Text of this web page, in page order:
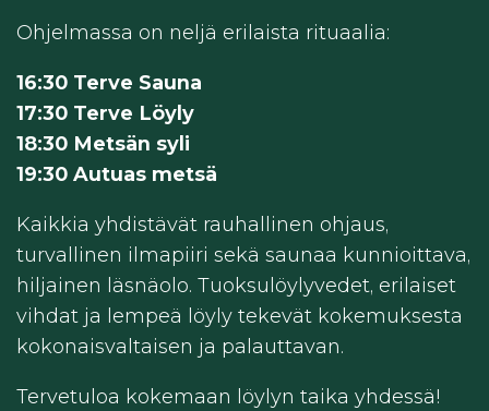
Ohjelmassa on neljä erilaista rituaalia:
16:30 Terve Sauna
17:30 Terve Löyly
18:30 Metsän syli
19:30 Autuas metsä
Kaikkia yhdistävät rauhallinen ohjaus,
turvallinen ilmapiiri sekä saunaa kunnioittava,
hiljainen läsnäolo. Tuoksulöylyvedet, erilaiset
vihdat ja lempeä löyly tekevät kokemuksesta
kokonaisvaltaisen ja palauttavan.
Tervetuloa kokemaan löylyn taika yhdessä!